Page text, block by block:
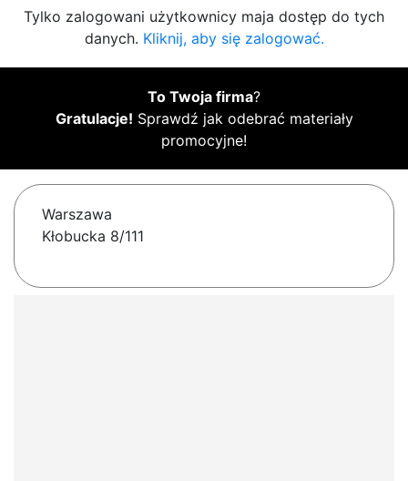
Tylko zalogowani użytkownicy maja dostęp do tych
danych. Kliknij, aby się zalogować.
To Twoja firma?
Gratulacje! Sprawdź jak odebrać materiały
promocyjne!
Warszawa
Kłobucka 8/111